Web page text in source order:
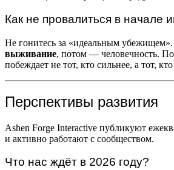
Как не провалиться в начале
Не гонитесь за «идеальным
выживание, потом — человечность.
побеждает не тот, кто сильнее, а тот,
Перспективы развития
Ashen Forge Interactive публикуют
и активно работают с сообществом.
Что нас ждёт в 2026 году?